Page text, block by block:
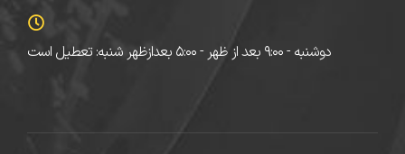
دوشنبه - ۹:۰۰ بعد از ظهر - ۵:۰۰ بعدازظهر شنبه: تعطیل است